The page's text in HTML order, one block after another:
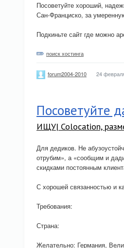
Посоветуйте хороший,
Сан-Франциско, за
Подкиньте сайт где можно
поиск хостинга
forum2004-2010 24
Посоветуйте
ИЩУ| Colocation,
Для дедиков. Не
отрубим», а «сообщим и
скидками постоянным
С хорошей связанностью и
Требования:
Страна:
Желательно: Германия,